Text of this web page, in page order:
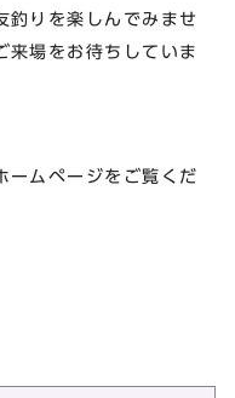
りを楽しんでみませ
来場をお待ちしていま
ムページをご覧くだ